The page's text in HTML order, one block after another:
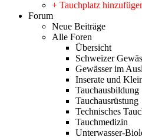
+ Tauchplatz
Forum
Neue Beiträge
Alle Foren
Übersicht
Schweizer
Gewässer im
Inserate und
Tauchausbildung
Tauchausrüstung
Technisches
Tauchmedizin
Unterwasser-